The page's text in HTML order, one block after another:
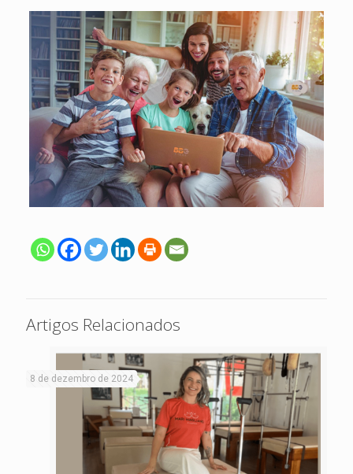
Artigos Relacionados
8 de dezembro de 2024